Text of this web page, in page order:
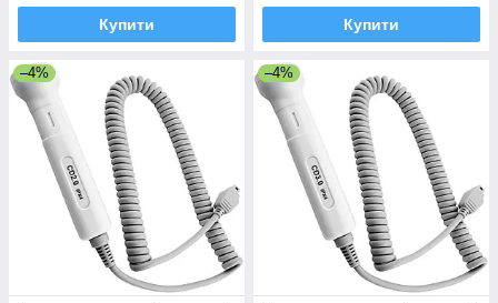
Купити Купити
–4% –4%